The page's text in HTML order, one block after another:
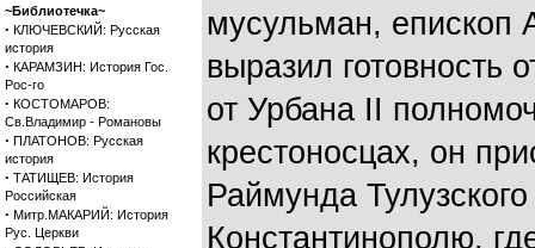
~Библиотечка~
· КЛЮЧЕВСКИЙ: Русская
история
· КАРАМЗИН: История Гос.
Рос-го
· КОСТОМАРОВ:
Св.Владимир - Романовы
· ПЛАТОНОВ: Русская
история
· ТАТИЩЕВ: История
Российская
· Митр.МАКАРИЙ: История
Рус. Церкви
мусульман,
выразил готовность
от Урбана II
крестоносцах, он
Раймунда
Константинополю,